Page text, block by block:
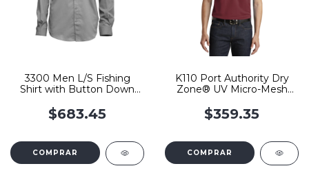
3300 Men L/S Fishing
Shirt with Button Down
$683.45
COMPRAR
K110 Port Authority Dry
Zone® UV Micro-Mesh
$359.35
COMPRAR